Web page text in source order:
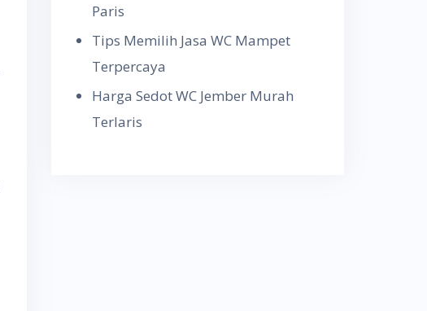
Paris
Tips Memilih Jasa WC Mampet
Terpercaya
Harga Sedot WC Jember Murah
Terlaris